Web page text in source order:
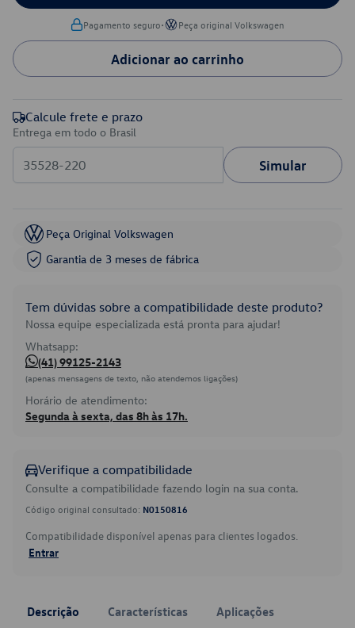
Pagamento seguro• Peça original Volkswagen
Adicionar ao carrinho
Calcule frete e prazo
Entrega em todo o Brasil
Simular
Peça Original Volkswagen
Garantia de 3 meses de fábrica
Tem dúvidas sobre a compatibilidade deste produto?
Nossa equipe especializada está pronta para ajudar!
Whatsapp:
(41) 99125-2143
(apenas mensagens de texto, não atendemos ligações)
Horário de atendimento:
Segunda à sexta, das 8h às 17h.
Verifique a compatibilidade
Consulte a compatibilidade fazendo login na sua conta.
Código original consultado: N0150816
Compatibilidade disponível apenas para clientes logados.
Entrar
Descrição Características Aplicações